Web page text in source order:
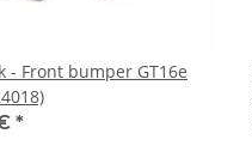
- Front bumper GT16e
*